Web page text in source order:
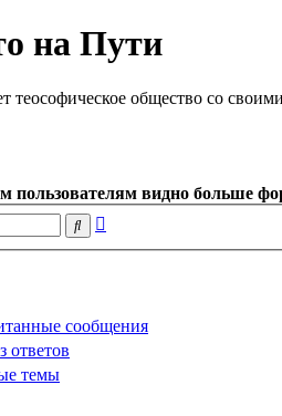
на Пути
теософическое общество со
пользователям видно больше
Поиск
сообщения
ответов
темы